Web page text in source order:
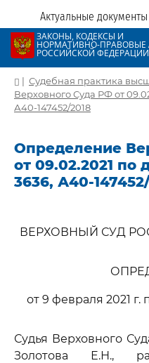
Актуальные
ЗАКОНЫ, КОДЕКСЫ И
НОРМАТИВНО-ПРАВОВЫЕ
РОССИЙСКОЙ ФЕДЕРАЦИИ
| Судебная практика
Верховного Суда РФ от
А40-147452/2018
Определение
от 09.02.2021 по
3636, А40-
ВЕРХОВНЫЙ СУД
от 9 февраля 2021 г.
Судья Верховного
Золотова Е.Н.,